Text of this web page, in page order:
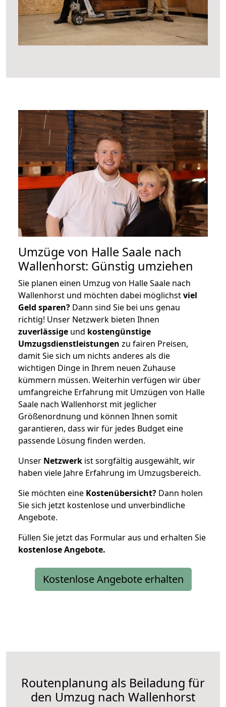
Umzüge von Halle Saale nach
Wallenhorst: Günstig umziehen
Sie planen einen Umzug von Halle Saale nach
Wallenhorst und möchten dabei möglichstviel
Geld sparen? Dann sind Sie bei uns genau
richtig! Unser Netzwerk bieten Ihnen
zuverlässige und kostengünstige
Umzugsdienstleistungen zu fairen Preisen,
damit Sie sich um nichts anderes als die
wichtigen Dinge in Ihrem neuen Zuhause
kümmern müssen. Weiterhin verfügen wir über
umfangreiche Erfahrung mit Umzügen von Halle
Saale nach Wallenhorst mit jeglicher
Größenordnung und können Ihnen somit
garantieren, dass wir für jedes Budget eine
passende Lösung finden werden.
Unser Netzwerk ist sorgfältig ausgewählt, wir
haben viele Jahre Erfahrung im Umzugsbereich.
Sie möchten eine Kostenübersicht? Dann holen
Sie sich jetzt kostenlose und unverbindliche
Angebote.
Füllen Sie jetzt das Formular aus und erhalten Sie
kostenloseAngebote.
Kostenlose Angebote erhalten
Routenplanung als Beiladung für
den Umzug nach Wallenhorst